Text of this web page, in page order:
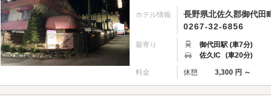
ホテル情報
長野県北佐久郡御代田
0267-32-6856
最寄り
御代田駅 (車7分)
佐久IC (車20分)
料金 休憩 3,300 円 ～